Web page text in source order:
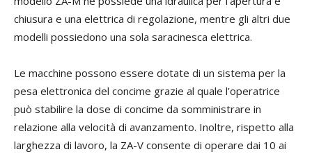
chiusura e una elettrica di regolazione, mentre gli altri due
modelli possiedono una sola saracinesca elettrica.
Le macchine possono essere dotate di un sistema per la
pesa elettronica del concime grazie al quale l’operatrice
può stabilire la dose di concime da somministrare in
relazione alla velocità di avanzamento. Inoltre, rispetto alla
larghezza di lavoro, la ZA-V consente di operare dai 10 ai